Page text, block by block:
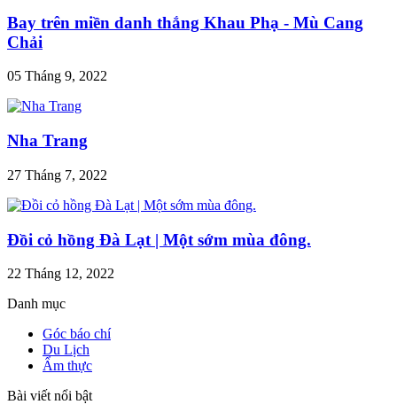
Bay trên miền danh thắng Khau Phạ - Mù Cang
Chải
05 Tháng 9, 2022
Nha Trang
27 Tháng 7, 2022
Đồi cỏ hồng Đà Lạt | Một sớm mùa đông.
22 Tháng 12, 2022
Danh mục
Góc báo chí
Du Lịch
Ẩm thực
Bài viết nổi bật